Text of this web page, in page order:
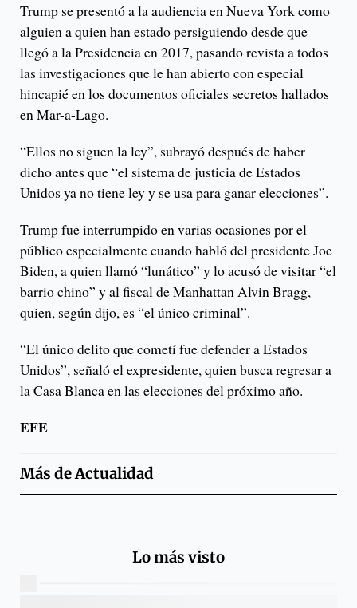
Trump se presentó a la audiencia en Nueva York como
alguien a quien han estado persiguiendo desde que
llegó a la Presidencia en 2017, pasando revista a todos
las investigaciones que le han abierto con especial
hincapié en los documentos oficiales secretos hallados
en Mar-a-Lago.
“Ellos no siguen la ley”, subrayó después de haber
dicho antes que “el sistema de justicia de Estados
Unidos ya no tiene ley y se usa para ganar elecciones”.
Trump fue interrumpido en varias ocasiones por el
público especialmente cuando habló del presidente Joe
Biden, a quien llamó “lunático” y lo acusó de visitar “el
barrio chino” y al fiscal de Manhattan Alvin Bragg,
quien, según dijo, es “el único criminal”.
“El único delito que cometí fue defender a Estados
Unidos”, señaló el expresidente, quien busca regresar a
la Casa Blanca en las elecciones del próximo año.
EFE
Más deActualidad
Lo más visto